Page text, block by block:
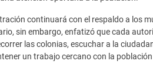
continuará con el respaldo a los
sin embargo, enfatizó que cada
las colonias, escuchar a la
un trabajo cercano con la